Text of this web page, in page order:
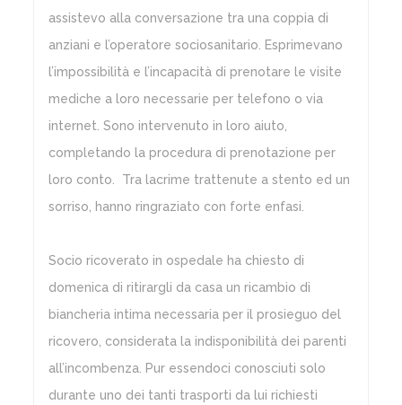
assistevo alla conversazione tra una coppia di
anziani e l’operatore sociosanitario. Esprimevano
l’impossibilità e l’incapacità di prenotare le visite
mediche a loro necessarie per telefono o via
internet. Sono intervenuto in loro aiuto,
completando la procedura di prenotazione per
loro conto. Tra lacrime trattenute a stento ed un
sorriso, hanno ringraziato con forte enfasi.
Socio ricoverato in ospedale ha chiesto di
domenica di ritirargli da casa un ricambio di
biancheria intima necessaria per il prosieguo del
ricovero, considerata la indisponibilità dei parenti
all’incombenza. Pur essendoci conosciuti solo
durante uno dei tanti trasporti da lui richiesti